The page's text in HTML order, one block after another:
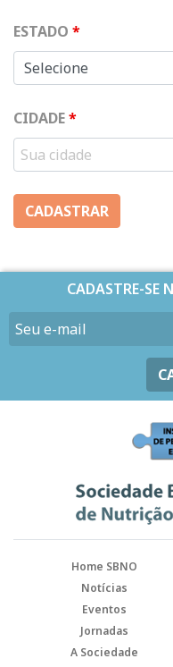
ESTADO *
CIDADE*
CADASTRE-SE
Home SBNO
Notícias
Eventos
Jornadas
A Sociedade